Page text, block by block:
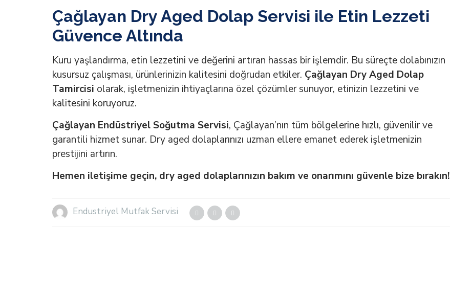
Çağlayan Dry Aged Dolap Servisi ile Etin Lezzeti
Güvence Altında
Kuru yaşlandırma, etin lezzetini ve değerini artıran hassas bir işlemdir. Bu süreçte dolabınızın
kusursuz çalışması, ürünlerinizin kalitesini doğrudan etkiler. Çağlayan Dry Aged Dolap
Tamircisi olarak, işletmenizin ihtiyaçlarına özel çözümler sunuyor, etinizin lezzetini ve
kalitesini koruyoruz.
Çağlayan Endüstriyel Soğutma Servisi, Çağlayan’nın tüm bölgelerine hızlı, güvenilir ve
garantili hizmet sunar. Dry aged dolaplarınızı uzman ellere emanet ederek işletmenizin
prestijini artırın.
Hemen iletişime geçin, dry aged dolaplarınızın bakım ve onarımını güvenle bize bırakın!
Endustriyel Mutfak Servisi